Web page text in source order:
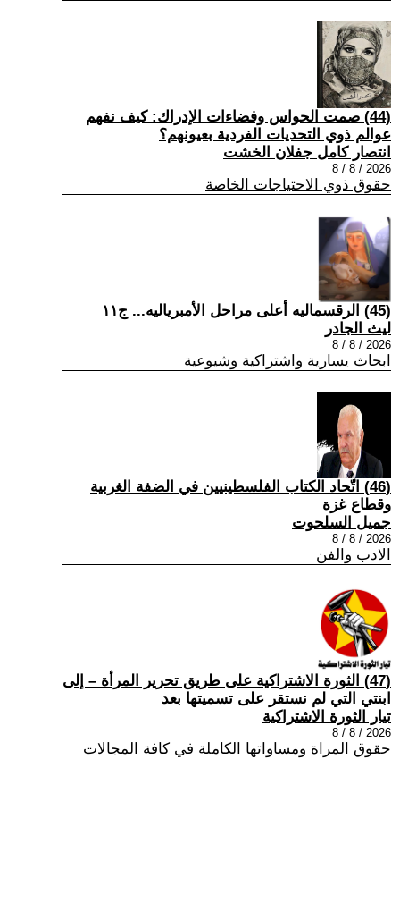
(44) صمت الحواس وفضاءات الإدراك: كيف نفهم
عوالم ذوي التحديات الفردية بعيونهم؟
انتصار كامل جفلان الخشت
2026 / 8 / 8
حقوق ذوي الاحتياجات الخاصة
(45) الرقسماليه أعلى مراحل الأمبرياليه... ج١١
ليث الجادر
2026 / 8 / 8
ابحاث يسارية واشتراكية وشيوعية
(46) اتّحاد الكتاب الفلسطينيين في الضفة الغربية
وقطاع غزة
جميل السلحوت
2026 / 8 / 8
الادب والفن
(47) الثورة الاشتراكية على طريق تحرير المرأة – إلى
ابنتي التي لم نستقر على تسميتها بعد
تيار الثورة الاشتراكية
2026 / 8 / 8
حقوق المراة ومساواتها الكاملة في كافة المجالات